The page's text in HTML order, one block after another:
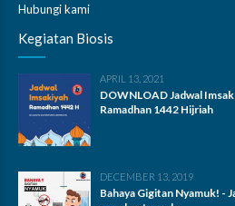
Hubungi kami
Kegiatan Biosis
APRIL 13, 2021
DOWNLOAD Jadwal
Ramadhan 1442 Hijriah
DECEMBER 13, 2019
Bahaya Gigitan Nyamuk! -